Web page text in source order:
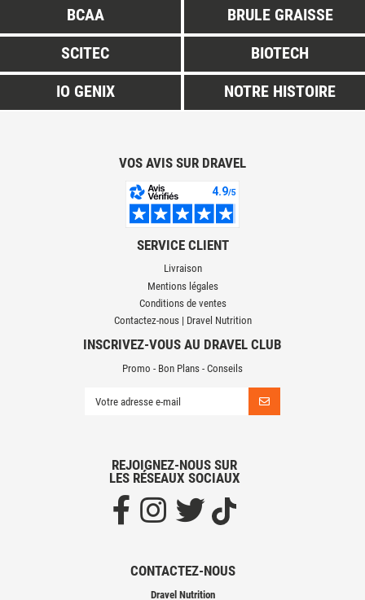
BCAA
BRULE GRAISSE
SCITEC
BIOTECH
IO GENIX
NOTRE HISTOIRE
VOS AVIS SUR DRAVEL
SERVICE CLIENT
Livraison
Mentions légales
Conditions de ventes
Contactez-nous | Dravel Nutrition
CONTACTEZ-NOUS
Dravel Nutrition
INSCRIVEZ-VOUS AU DRAVEL CLUB
Promo - Bon Plans - Conseils
REJOIGNEZ-NOUS SUR
LES RÉSEAUX SOCIAUX